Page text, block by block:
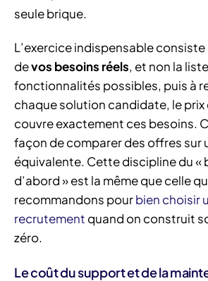
seule brique.
L’exercice indispensable
devos besoins réels, et non la
fonctionnalités possibles, puis à
chaque solution candidate, le prix
couvre exactement ces besoins.
façon de comparer des offres sur
équivalente. Cette discipline du «
d’abord » est la même que celle
recommandons pourbien choisir
recrutement quand on construit
zéro.
Le coût du support et de la